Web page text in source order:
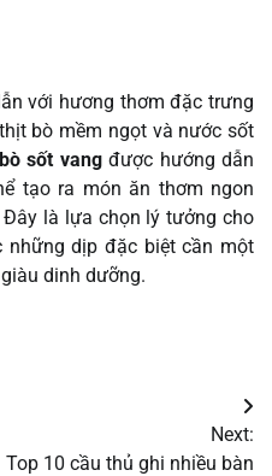
với hương thơm đặc trưng
bò mềm ngọt và nước sốt
sốt vangđược hướng dẫn
tạo ra món ăn thơm ngon
là lựa chọn lý tưởng cho
dịp đặc biệt cần một
dinh dưỡng.
Next:
Top 10 cầu thủ ghi nhiều bàn